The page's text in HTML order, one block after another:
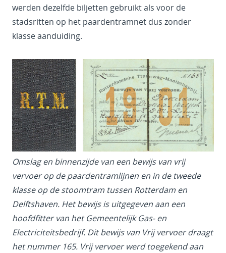
werden dezelfde biljetten gebruikt als voor de
stadsritten op het paardentramnet dus zonder
klasse aanduiding.
Omslag en binnenzijde van een bewijs van vrij
vervoer op de paardentramlijnen en in de tweede
klasse op de stoomtram tussen Rotterdam en
Delftshaven. Het bewijs is uitgegeven aan een
hoofdfitter van het Gemeentelijk Gas- en
Electriciteitsbedrijf. Dit bewijs van Vrij vervoer draagt
het nummer 165. Vrij vervoer werd toegekend aan